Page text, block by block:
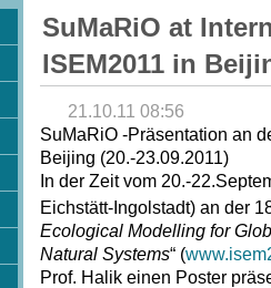
SuMaRiO at
ISEM2011 in
21.10.11 08:56
SuMaRiO -Präsentation an
Beijing (20.-23.09.2011)
In der Zeit vom 20.-
Eichstätt-Ingolstadt) an der
Ecological Modelling for
Natural Systems“ (
Prof. Halik einen Poster